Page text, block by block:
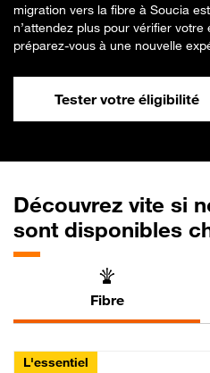
migration vers la fibre à Soucia
n’attendez plus pour vérifier
préparez-vous à une nouvelle
Tester votre éligibilité
Découvrez vite si
sont disponibles
Fibre
L'essentiel